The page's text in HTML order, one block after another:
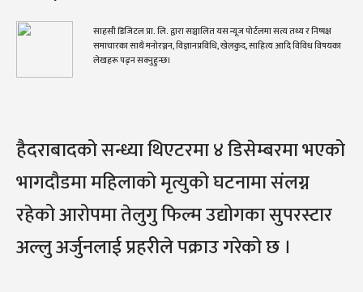
साहसी डिजिटल प्रा. लि. द्वारा सञ्चालित यस न्यूज पोर्टलमा सत्य तथ्य र निष्पक्ष
समाचारका साथै मनोरञ्जन, विज्ञानप्रविधि, खेलकुद, साहित्य आदि विविध विषयका
लेखहरू पढ्न सक्नुहुन्छ।
हैदराबादको सन्ध्या थिएटरमा ४ डिसेम्बरमा भएको
भागदौडमा महिलाको मृत्युको घटनामा संलग्न
रहेको आरोपमा तेलुगु फिल्म उद्योगका सुपरस्टार
अल्लु अर्जुनलाई प्रहरीले पक्राउ गरेको छ ।